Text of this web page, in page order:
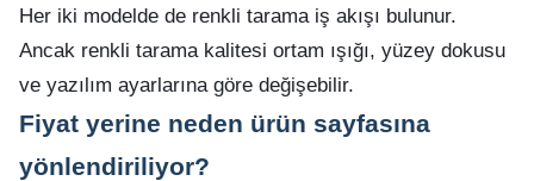
Her iki modelde de renkli tarama iş akışı bulunur.
Ancak renkli tarama kalitesi ortam ışığı, yüzey dokusu
ve yazılım ayarlarına göre değişebilir.
Fiyat yerine neden ürün sayfasına
yönlendiriliyor?